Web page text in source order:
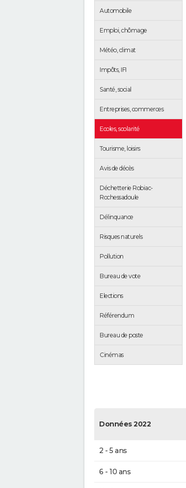
Automobile
Emploi, chômage
Météo, climat
Impôts, IFI
Santé, social
Entreprises, commerces
Ecoles, scolarité
Tourisme, loisirs
Avis de décès
Déchetterie Robiac-
Rochessadoule
Délinquance
Risques naturels
Pollution
Bureau de vote
Elections
Référendum
Bureau de poste
Cinémas
Données 2022
2 - 5 ans
6 - 10 ans